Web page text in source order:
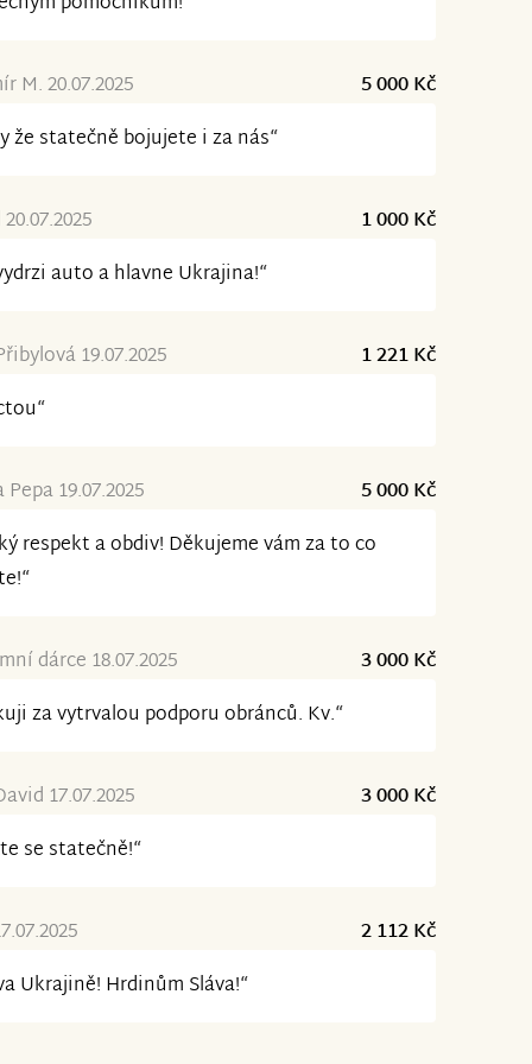
M. 20.07.2025
5 000 Kč
že statečně bojujete i za nás“
1 000 Kč
auto a hlavne Ukrajina!“
19.07.2025
1 221 Kč
19.07.2025
5 000 Kč
respekt a obdiv! Děkujeme vám za to co
dárce 18.07.2025
3 000 Kč
za vytrvalou podporu obránců. Kv.“
17.07.2025
3 000 Kč
se statečně!“
2 112 Kč
Ukrajině! Hrdinům Sláva!“